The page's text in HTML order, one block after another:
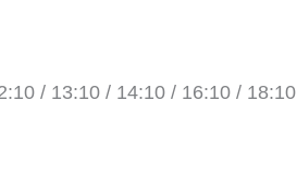
/ 13:10 / 14:10 / 16:10 / 18:10